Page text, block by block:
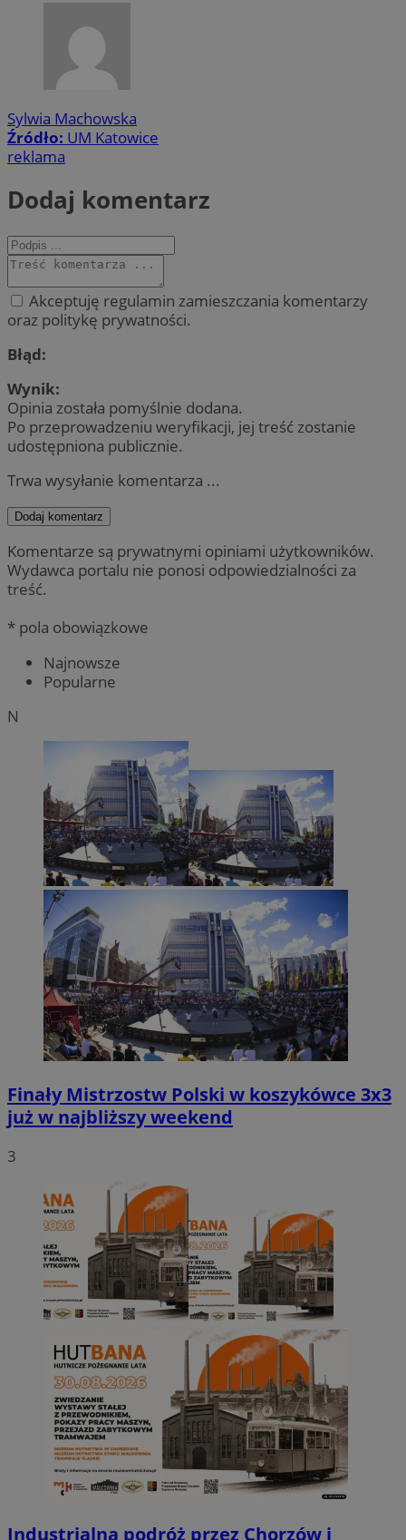
Sylwia Machowska
Źródło: UM Katowice
reklama
Dodaj komentarz
Akceptuję regulamin zamieszczania komentarzy
oraz politykę prywatności.
Błąd:
Wynik:
Opinia została pomyślnie dodana.
Po przeprowadzeniu weryfikacji, jej treść zostanie
udostępniona publicznie.
Trwa wysyłanie komentarza ...
Dodaj komentarz
Komentarze są prywatnymi opiniami użytkowników.
Wydawca portalu nie ponosi odpowiedzialności za
treść.
* pola obowiązkowe
Najnowsze
Popularne
N
Finały Mistrzostw Polski w koszykówce 3x3
już w najbliższy weekend
3
Industrialna podróż przez Chorzów i